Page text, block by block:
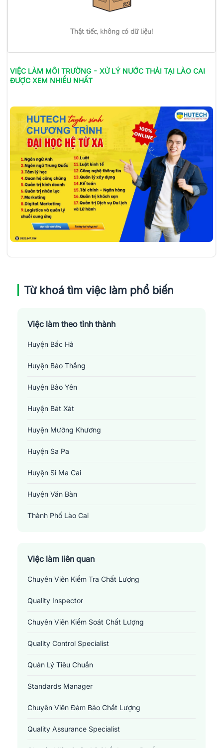
Thật tiếc, không có dữ liệu!
VIỆC LÀM MÔI TRƯỜNG - XỬ LÝ NƯỚC THẢI TẠI LÀO CAI
ĐƯỢC XEM NHIỀU NHẤT
Từ khoá tìm việc làm phổ biến
Việc làm theo tỉnh thành
Huyện Bắc Hà
Huyện Bảo Thắng
Huyện Bảo Yên
Huyện Bát Xát
Huyện Mường Khương
Huyện Sa Pa
Huyện Si Ma Cai
Huyện Văn Bàn
Thành Phố Lào Cai
Việc làm liên quan
Chuyên Viên Kiểm Tra Chất Lượng
Quality Inspector
Chuyên Viên Kiểm Soát Chất Lượng
Quality Control Specialist
Quản Lý Tiêu Chuẩn
Standards Manager
Chuyên Viên Đảm Bảo Chất Lượng
Quality Assurance Specialist